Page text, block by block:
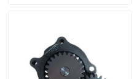
ビデオ